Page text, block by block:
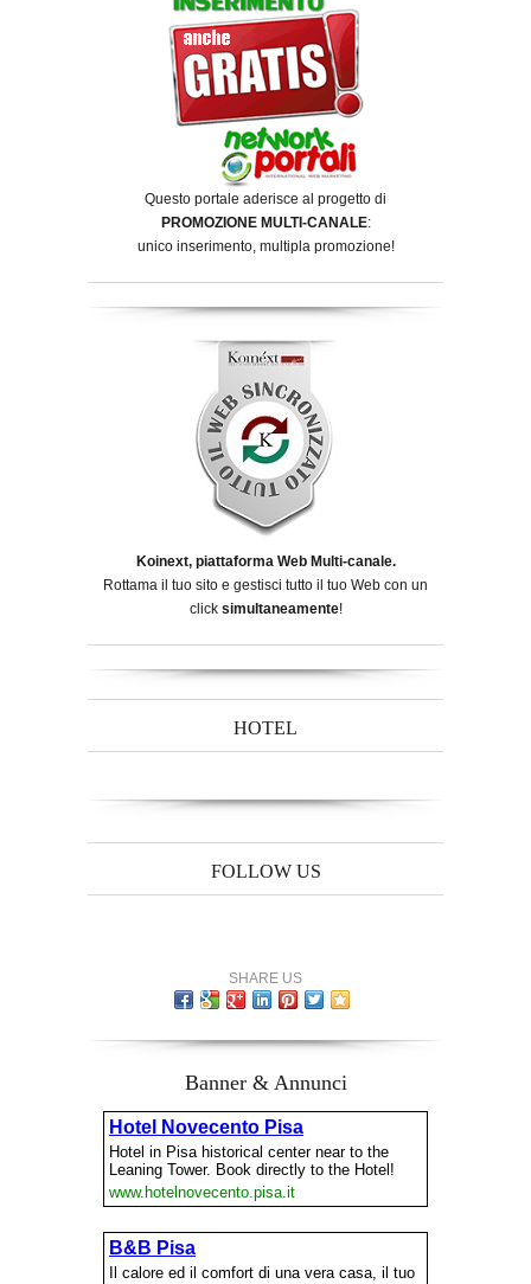
Questo portale aderisce al progetto di
PROMOZIONE MULTI-CANALE:
unico inserimento, multipla promozione!
Koinext, piattaforma Web Multi-canale.
Rottama il tuo sito e gestisci tutto il tuo Web con un
click simultaneamente!
HOTEL
FOLLOW US
SHARE US
Banner & Annunci